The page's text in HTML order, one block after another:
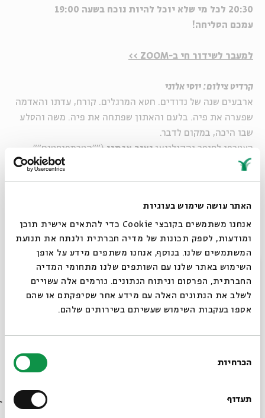
האתר עושה שימוש בעוגיות
אנחנו משתמשים בקובצי Cookie כדי להתאים אישית תוכן
ומודעות, לספק תכונות של מדיה חברתית ולנתח את תנועת
המשתמשים שלנו. בנוסף, אנחנו משתפים מידע על אופן
השימוש באתר שלנו עם השותפים שלנו מתחומי המדיה
החברתית, הפרסום וניתוח הנתונים. גורמים אלה עשויים
לשלב את הנתונים האלה עם מידע אחר שסיפקתם או שהם
אספו בעקבות השימוש שעשיתם בשירותים שלהם.
הסכמה
הכרחיות
תעדוף
20:30 לכל מי שלא יוכל להיות נוכח בשעה 19:00
עמכם הסליחה!
למעבר לשידור חי ב-ZOOM >>
קרדיט צילום: יוסי אלוני
ארבעים שנה של נדודים. חטא המרגלים. קורח, עדתו והאדמה
שפערה את פיה. בלעם והאתון שפתחה את פיה. משה והסלע
שבו היכה, במקום לדבר.
הצטרפו לסופר והקולנוען יאיר אגמון (""הטרמפיסטים"",
""YYY"") לחבורת לימוד בספר המסעות הגדול והדרמטי,
בסדרת מפגשי Zoom מקוונים. עד שמדבר הקורונה יחלוף
יש להצטייד בספר תנ"ך
קרדיט צילום: יוסי אלוני
סגור